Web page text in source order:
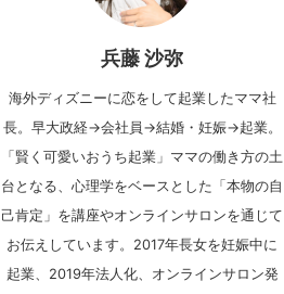
兵藤 沙弥
海外ディズニーに恋をして起業したママ社
長。早大政経→会社員→結婚・妊娠→起業。
「賢く可愛いおうち起業」ママの働き方の土
台となる、心理学をベースとした「本物の自
己肯定」を講座やオンラインサロンを通じて
お伝えしています。2017年長女を妊娠中に
起業、2019年法人化、オンラインサロン発